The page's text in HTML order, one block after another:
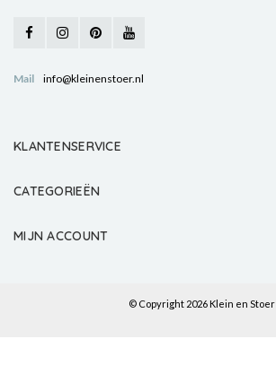
Mail info@kleinenstoer.nl
KLANTENSERVICE
CATEGORIEËN
MIJN ACCOUNT
© Copyright 2026 Klein en Stoer